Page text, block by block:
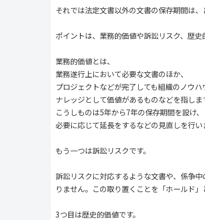
それでは法定文書以外の文書の保存期間は
ポイントは、業務的価値や訴訟リスク、歴史
業務的価値とは、
業務遂行上において必要な文書のほか、
プロジェクトなどが完了しても組織のノウハ
ナレッジとして価値があるものなどを指しま
こうしものは5年から7年の保存期間を設け、
必要に応じて延長をするなどの見直しを行い
もう一つは訴訟リスクです。
訴訟リスクに対応するような文書や、係争
りません。この取り置くことを「ホールド」
3つ目は歴史的価値です。